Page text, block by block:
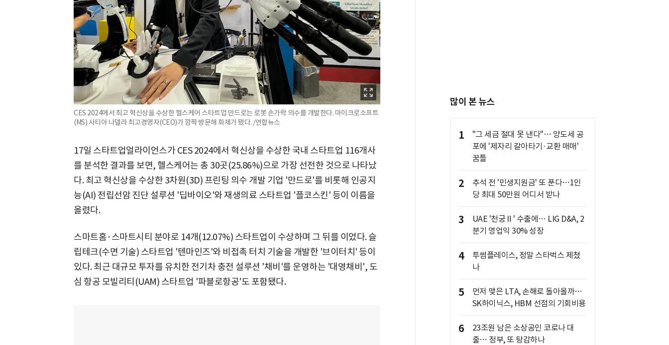
CES 2024에서 최고 혁신상을 수상한 헬스케어 스타트업 만드로는 로봇 손가락 의수를 개발한다. 마이크로소프트
(MS) 사티아 나델라 최고경영자(CEO)가 깜짝 방문해 화제가 됐다. /연합뉴스
17일 스타트업얼라이언스가 CES 2024에서 혁신상을 수상한 국내 스타트업 116개사
를 분석한 결과를 보면, 헬스케어는 총 30곳(25.86%)으로 가장 선전한 것으로 나타났
다. 최고 혁신상을 수상한 3차원(3D) 프린팅 의수 개발 기업 '만드로'를 비롯해 인공지
능(AI) 전립선암 진단 설루션 '딥바이오'와 재생의료 스타트업 '플코스킨' 등이 이름을
올렸다.
스마트홈·스마트시티 분야로 14개(12.07%) 스타트업이 수상하며 그 뒤를 이었다. 슬
립테크(수면 기술) 스타트업 '텐마인즈'와 비접촉 터치 기술을 개발한 '브이터치' 등이
있다. 최근 대규모 투자를 유치한 전기차 충전 설루션 '채비'를 운영하는 '대영채비', 도
심 항공 모빌리티(UAM) 스타트업 '파블로항공'도 포함됐다.
많이 본 뉴스
1
"그 세금 절대 못 낸다"… 양도세 공
포에 '제자리 갈아타기·교환 매매'
꿈틀
2
추석 전 '민생지원금' 또 푼다…1인
당 최대 50만원 어디서 받나
3
UAE '천궁Ⅱ' 수출에… LIG D&A, 2
분기 영업익 30% 성장
4
투썸플레이스, 정말 스타벅스 제쳤
나
5
먼저 맺은 LTA, 손해로 돌아올까…
SK하이닉스, HBM 선점의 기회비용
6
23조원 남은 소상공인 코로나 대
출… 정부, 또 탕감하나